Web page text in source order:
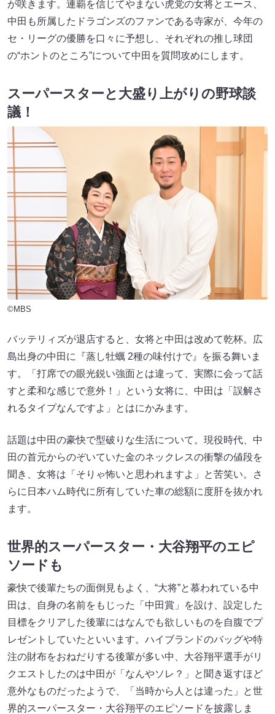
が咲きます。連覇を信じてやまない虎党の女将とエース、
中田も所属したドラゴンズのファンである寺家が、今年の
セ・リーグの優勝を口々に予想し、それぞれの推し球団
の“ホントのところ”について中田を質問攻めにします。
スーパースターと大盛り上がりの野球談
議！
©MBS
バッテリィズが退店すると、女将と中田は改めて乾杯。広
島出身の中田に『蒸し牡蠣 2種の味付けで』を振る舞いま
す。「打席での眼光鋭い強面とは違って、実際に会って話
すと柔和な感じで意外！」という女将に、中田は「誤解さ
れるタイプなんですよ」とはにかみます。
話題は中田の豪快で型破りな生活について。現役時代、中
田の首元からのぞいていた金のネックレスの衝撃の値段を
聞き、女将は「そりゃ怖いと思われますよ」と苦笑い。さ
らに日本ハム時代に所有していた車の総額に度肝を抜かれ
ます。
世界的スーパースター・大谷翔平のエピ
ソードも
豪快で後輩たちの面倒見もよく、“大将”と慕われている中
田は、自身の名前をもじった「中田賞」を設け、設定した
目標をクリアした後輩にはなんでも欲しいものを自腹でプ
レゼントしていたといいます。ハイブランドのバッグや特
注の財布をおねだりする後輩が多い中、大谷翔平選手がリ
クエストしたのは中田が「なんやソレ？」と聞き返すほど
意外なものだったようで、「当時から人とは違った」と世
界的スーパースター・大谷翔平のエピソードを披露しま